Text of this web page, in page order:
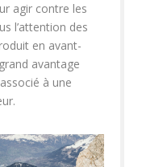
agir contre les
l’attention des
en avant-
avantage
à une